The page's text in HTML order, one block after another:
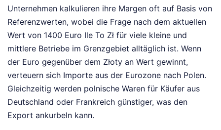
Unternehmen kalkulieren ihre Margen oft auf Basis von
Referenzwerten, wobei die Frage nach dem aktuellen
Wert von 1400 Euro Ile To Zł für viele kleine und
mittlere Betriebe im Grenzgebiet alltäglich ist. Wenn
der Euro gegenüber dem Złoty an Wert gewinnt,
verteuern sich Importe aus der Eurozone nach Polen.
Gleichzeitig werden polnische Waren für Käufer aus
Deutschland oder Frankreich günstiger, was den
Export ankurbeln kann.